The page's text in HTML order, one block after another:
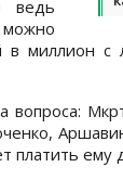
ведь
в миллион
платить ему